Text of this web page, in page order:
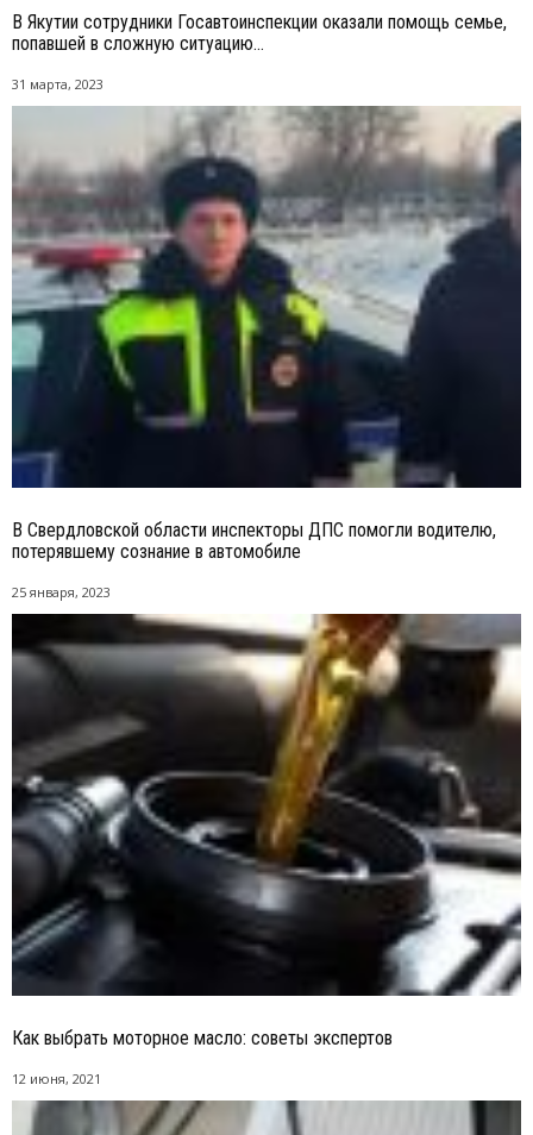
В Якутии сотрудники Госавтоинспекции оказали помощь семье,
попавшей в сложную ситуацию...
31 марта, 2023
В Свердловской области инспекторы ДПС помогли водителю,
потерявшему сознание в автомобиле
25 января, 2023
Как выбрать моторное масло: советы экспертов
12 июня, 2021